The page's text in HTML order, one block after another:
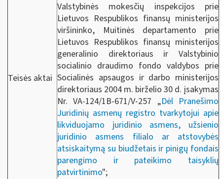
Teisės aktai
Valstybinės mokesčių inspekcijos prie
Lietuvos Respublikos finansų ministerijos
viršininko, Muitinės departamento prie
Lietuvos Respublikos finansų ministerijos
generalinio direktoriaus ir Valstybinio
socialinio draudimo fondo valdybos prie
Socialinės apsaugos ir darbo ministerijos
direktoriaus 2004 m. birželio 30 d. įsakymas
Nr. VA-124/1B-671/V-257 „Dėl Pranešimo
Juridinių asmenų registro tvarkytojui apie
likviduojamo juridinio asmens, užsienio
juridinio asmens filialo ar atstovybės
atsiskaitymą su biudžetais ir pinigų fondais
parengimo ir pateikimo taisyklių
patvirtinimo";